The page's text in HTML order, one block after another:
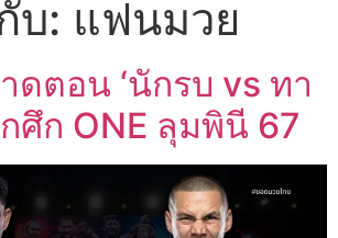
บ: แฟนมวย
ดตอน ‘นักรบ vs ทา
กศึก ONE ลุมพินี 67